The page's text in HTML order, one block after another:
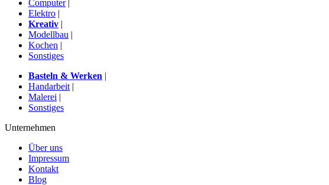
Computer|
Elektro |
Kreativ |
Modellbau |
Kochen |
Sonstiges
Basteln & Werken |
Handarbeit |
Malerei |
Sonstiges
Unternehmen
Über uns
Impressum
Kontakt
Blog